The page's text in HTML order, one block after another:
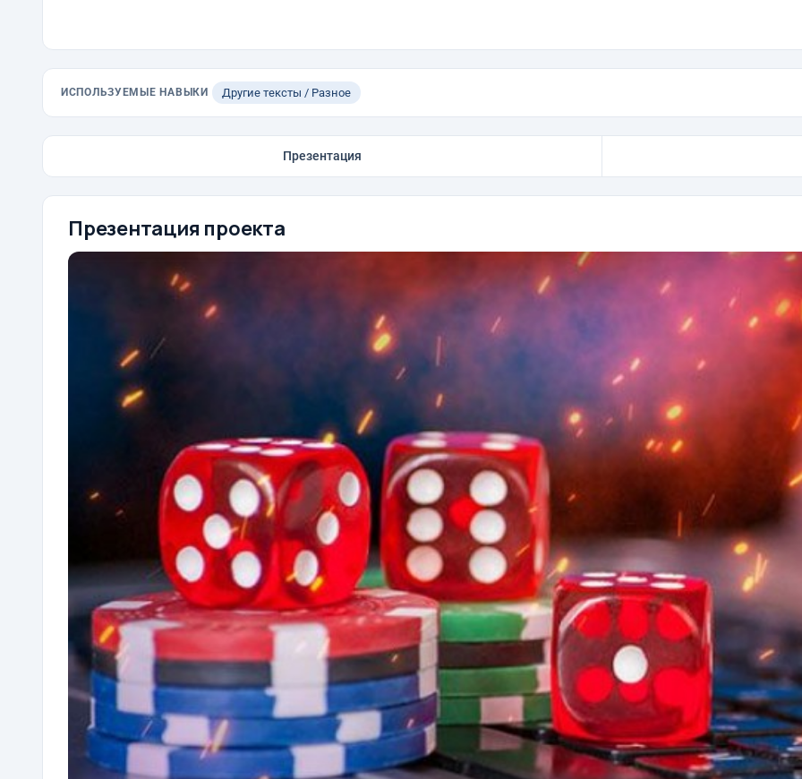
ИСПОЛЬЗУЕМЫЕ НАВЫКИ Другие тексты / Разное
Презентация
Презентация проекта